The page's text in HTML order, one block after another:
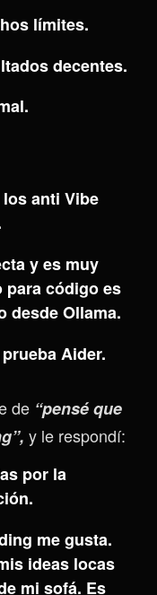
límites.
decentes.
anti Vibe
y es muy
para código es
desde Ollama.
Aider.
de “pensé que
y le respondí:
por la
me gusta.
ideas locas
mi sofá. Es